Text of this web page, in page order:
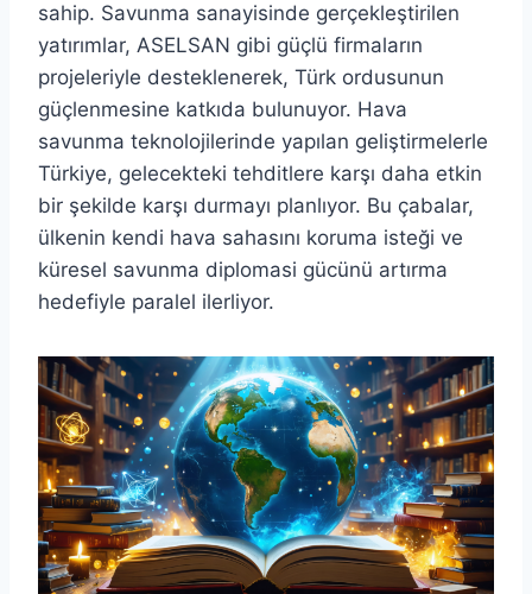
sahip. Savunma sanayisinde gerçekleştirilen
yatırımlar, ASELSAN gibi güçlü firmaların
projeleriyle desteklenerek, Türk ordusunun
güçlenmesine katkıda bulunuyor. Hava
savunma teknolojilerinde yapılan geliştirmelerle
Türkiye, gelecekteki tehditlere karşı daha etkin
bir şekilde karşı durmayı planlıyor. Bu çabalar,
ülkenin kendi hava sahasını koruma isteği ve
küresel savunma diplomasi gücünü artırma
hedefiyle paralel ilerliyor.